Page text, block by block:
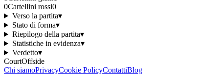
0Cartellini rossi0
Verso la partita▾
Stato di forma▾
Riepilogo della partita▾
Statistiche in evidenza▾
Verdetto▾
CourtOffside
Chi siamoPrivacyCookie PolicyContattiBlog